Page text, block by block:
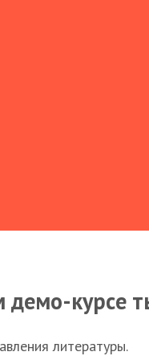
демо-курсе
литературы.